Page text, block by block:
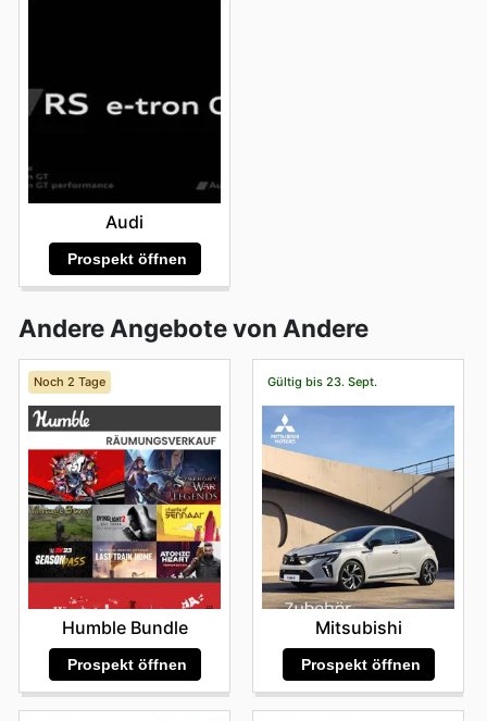
Audi
Prospekt öffnen
Andere Angebote von Andere
Noch 2 Tage
Humble Bundle
Prospekt öffnen
Gültig bis 23. Sept.
Mitsubishi
Prospekt öffnen